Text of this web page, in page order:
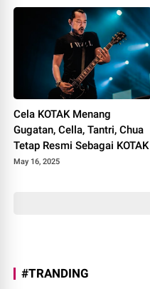
Cela KOTAK Menang
Gugatan, Cella, Tantri, Chua
Tetap Resmi Sebagai KOTAK
May 16, 2025
#TRANDING